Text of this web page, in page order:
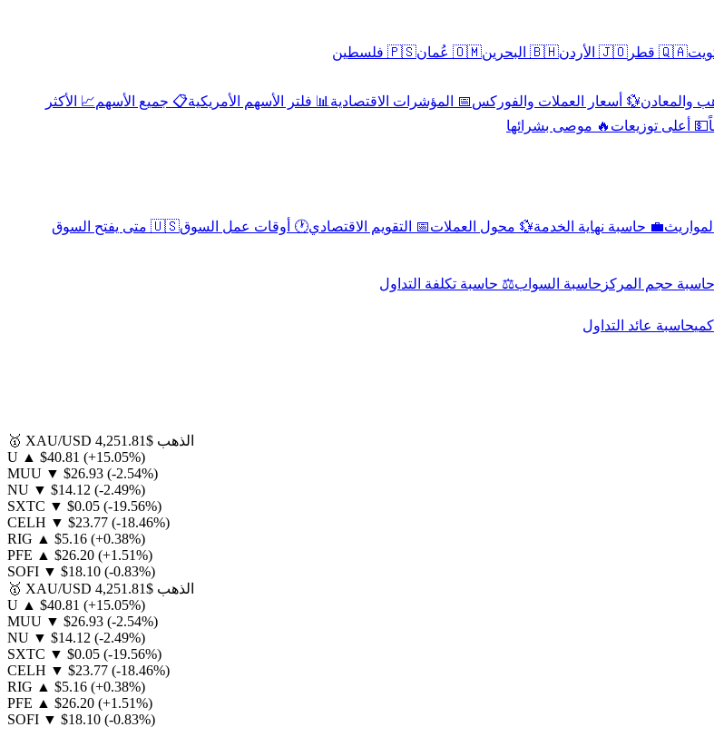
🇶🇦 قطر 🇯🇴 الأردن 🇧🇭 البحرين 🇴🇲 عُمان
🇵🇸 فلسطين
والمعادن💱 أسعار العملات والفوركس📅 المؤشرات الاقتصادية 📊 فلتر الأسهم الأمريكية📋 جميع الأسهم📈 الأكثر
💵 أعلى توزيعات 🔥 موصى بشرائها
💼 حاسبة نهاية الخدمة💱 محول العملات📅 التقويم الاقتصادي🕐 أوقات عمل السوق
🇺🇸 متى يفتح السوق
حاسبة حجم المركز حاسبة السواب⚖️ حاسبة تكلفة التداول
حاسبة عائد التداول
🥇 XAU/USD الذهب $4,251.81
U ▲ $40.81 (+15.05%)
MUU ▼ $26.93 (-2.54%)
NU ▼ $14.12 (-2.49%)
SXTC ▼ $0.05 (-19.56%)
CELH ▼ $23.77 (-18.46%)
RIG ▲ $5.16 (+0.38%)
PFE ▲ $26.20 (+1.51%)
SOFI ▼ $18.10 (-0.83%)
🥇 XAU/USD الذهب $4,251.81
U ▲ $40.81 (+15.05%)
MUU ▼ $26.93 (-2.54%)
NU ▼ $14.12 (-2.49%)
SXTC ▼ $0.05 (-19.56%)
CELH ▼ $23.77 (-18.46%)
RIG ▲ $5.16 (+0.38%)
PFE ▲ $26.20 (+1.51%)
SOFI ▼ $18.10 (-0.83%)